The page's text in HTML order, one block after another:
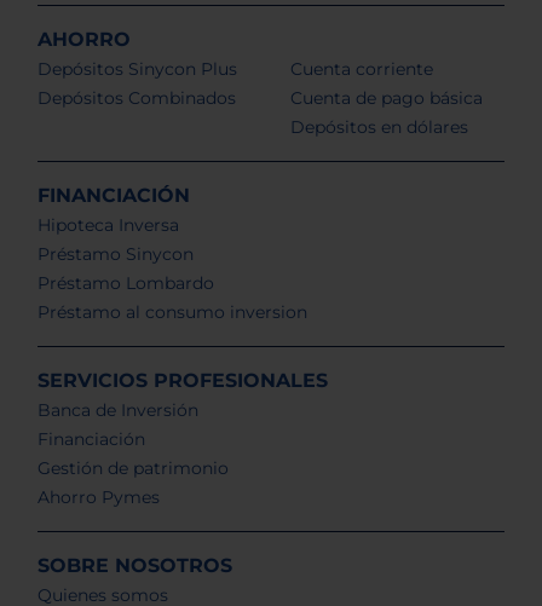
AHORRO
Depósitos Sinycon Plus
Depósitos Combinados
Cuenta corriente
Cuenta de pago básica
Depósitos en dólares
FINANCIACIÓN
Hipoteca Inversa
Préstamo Sinycon
Préstamo Lombardo
Préstamo al consumo inversion
SERVICIOS PROFESIONALES
Banca de Inversión
Financiación
Gestión de patrimonio
Ahorro Pymes
SOBRE NOSOTROS
Quienes somos